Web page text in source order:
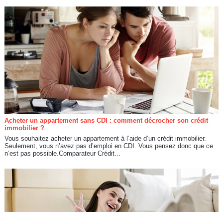
Acheter un appartement sans CDI : comment décrocher son crédit
immobilier ?
Vous souhaitez acheter un appartement à l’aide d’un crédit immobilier.
Seulement, vous n’avez pas d’emploi en CDI. Vous pensez donc que ce
n’est pas possible.Comparateur Crédit...